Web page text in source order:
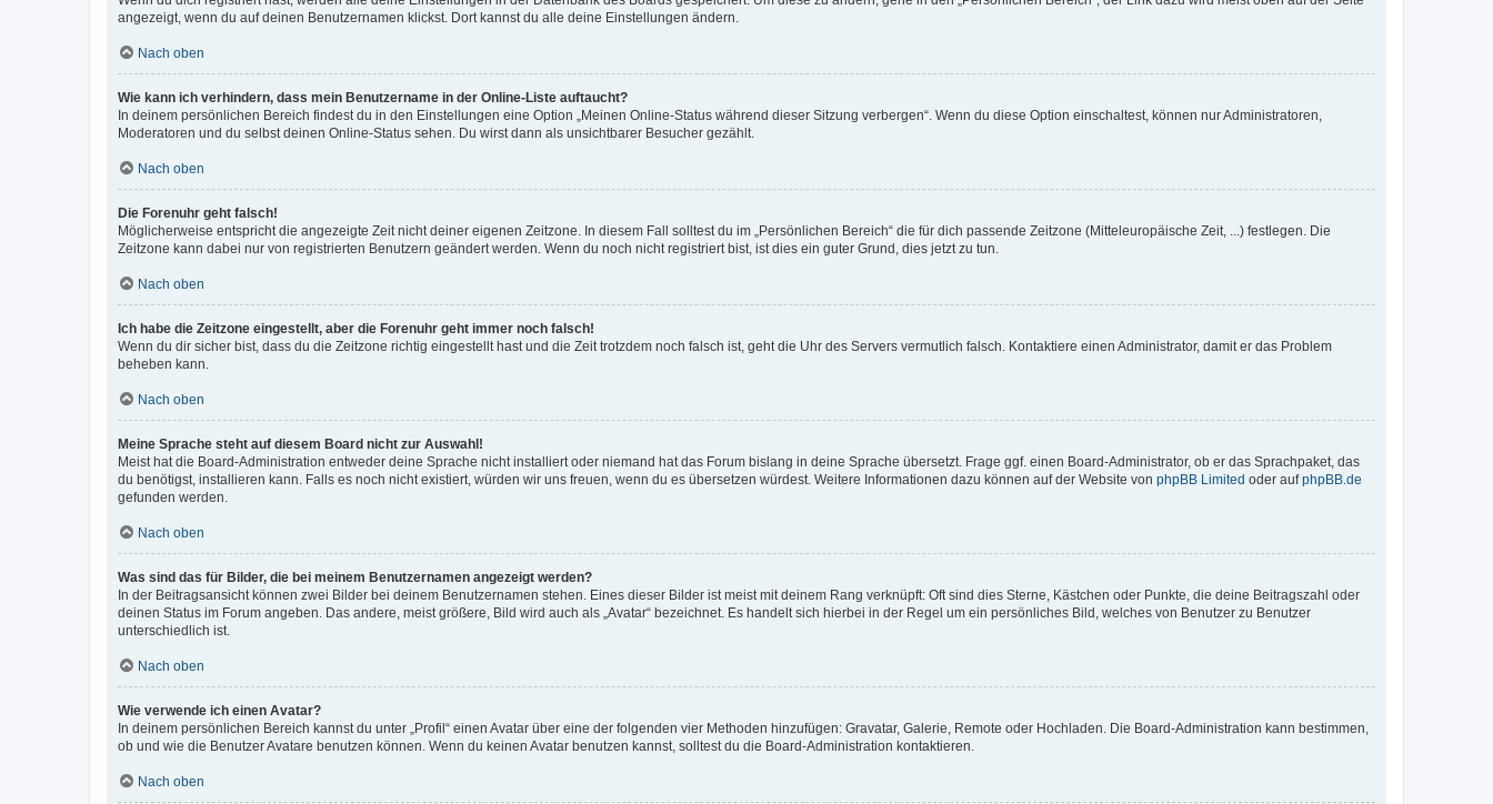
angezeigt, wenn du auf deinen Benutzernamen klickst. Dort kannst du alle deine Einstellungen ändern.
Nach oben
Wie kann ich verhindern, dass mein Benutzername in der Online-Liste auftaucht?
In deinem persönlichen Bereich findest du in den Einstellungen eine Option „Meinen Online-Status während dieser Sitzung verbergen“. Wenn du diese Option einschaltest, können nur Administratoren,
Moderatoren und du selbst deinen Online-Status sehen. Du wirst dann als unsichtbarer Besucher gezählt.
Nach oben
Die Forenuhr geht falsch!
Möglicherweise entspricht die angezeigte Zeit nicht deiner eigenen Zeitzone. In diesem Fall solltest du im „Persönlichen Bereich“ die für dich passende Zeitzone (Mitteleuropäische Zeit, ...) festlegen. Die
Zeitzone kann dabei nur von registrierten Benutzern geändert werden. Wenn du noch nicht registriert bist, ist dies ein guter Grund, dies jetzt zu tun.
Nach oben
Ich habe die Zeitzone eingestellt, aber die Forenuhr geht immer noch falsch!
Wenn du dir sicher bist, dass du die Zeitzone richtig eingestellt hast und die Zeit trotzdem noch falsch ist, geht die Uhr des Servers vermutlich falsch. Kontaktiere einen Administrator, damit er das Problem
beheben kann.
Nach oben
Meine Sprache steht auf diesem Board nicht zur Auswahl!
Meist hat die Board-Administration entweder deine Sprache nicht installiert oder niemand hat das Forum bislang in deine Sprache übersetzt. Frage ggf. einen Board-Administrator, ob er das Sprachpaket, das
du benötigst, installieren kann. Falls es noch nicht existiert, würden wir uns freuen, wenn du es übersetzen würdest. Weitere Informationen dazu können auf der Website von phpBB Limited oder aufphpBB.de
gefunden werden.
Nach oben
Was sind das für Bilder, die bei meinem Benutzernamen angezeigt werden?
In der Beitragsansicht können zwei Bilder bei deinem Benutzernamen stehen. Eines dieser Bilder ist meist mit deinem Rang verknüpft: Oft sind dies Sterne, Kästchen oder Punkte, die deine Beitragszahl oder
deinen Status im Forum angeben. Das andere, meist größere, Bild wird auch als „Avatar“ bezeichnet. Es handelt sich hierbei in der Regel um ein persönliches Bild, welches von Benutzer zu Benutzer
unterschiedlich ist.
Nach oben
Wie verwende ich einen Avatar?
In deinem persönlichen Bereich kannst du unter „Profil“ einen Avatar über eine der folgenden vier Methoden hinzufügen: Gravatar, Galerie, Remote oder Hochladen. Die Board-Administration kann bestimmen,
ob und wie die Benutzer Avatare benutzen können. Wenn du keinen Avatar benutzen kannst, solltest du die Board-Administration kontaktieren.
Nach oben